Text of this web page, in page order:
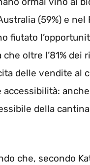
(59%) e nel
fiutato
oltre l’81% dei
delle vendite al
della
che, secondo